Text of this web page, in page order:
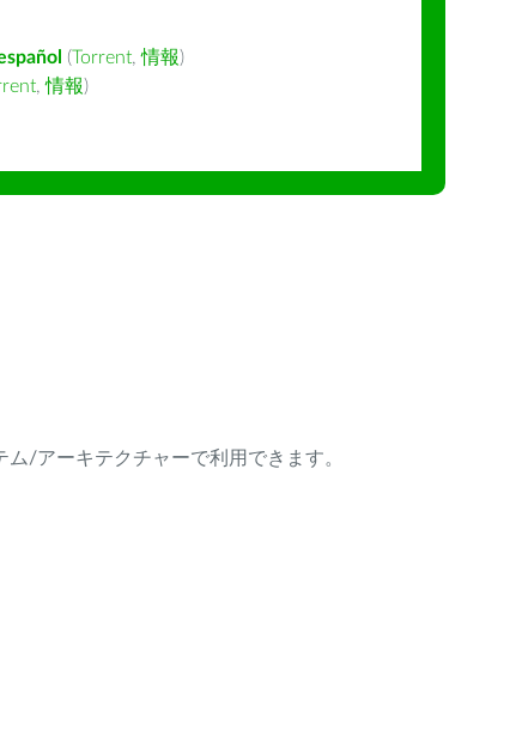
(Torrent,情報)
,情報)
/アーキテクチャーで利用できます。